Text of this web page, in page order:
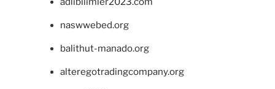
naswwebed.org
balithut-manado.org
alteregotradingcompany.org